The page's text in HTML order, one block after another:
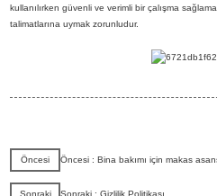
kullanılırken güvenli ve verimli bir çalışma
talimatlarına uymak zorunludur.
Öncesi Öncesi : Bina bakımı için makas
Sonraki Sonraki : Gizlilik Politikası